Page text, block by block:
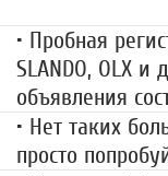
• Пробная
SLANDO, OLX и
объявления
• Нет таких
просто